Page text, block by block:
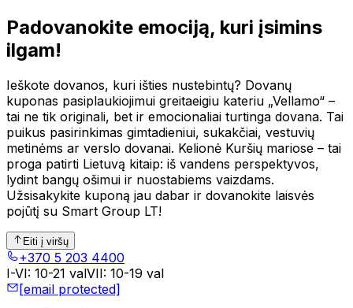
Padovanokite emociją, kuri įsimins
ilgam!
Ieškote dovanos, kuri išties nustebintų? Dovanų
kuponas pasiplaukiojimui greitaeigiu kateriu „Vellamo“ –
tai ne tik originali, bet ir emocionaliai turtinga dovana. Tai
puikus pasirinkimas gimtadieniui, sukakčiai, vestuvių
metinėms ar verslo dovanai. Kelionė Kuršių mariose – tai
proga patirti Lietuvą kitaip: iš vandens perspektyvos,
lydint bangų ošimui ir nuostabiems vaizdams.
Užsisakykite kuponą jau dabar ir dovanokite laisvės
pojūtį su Smart Group LT!
Eiti į viršų
+370 5 203 4400
I-VI: 10-21 valVII: 10-19 val
[email protected]